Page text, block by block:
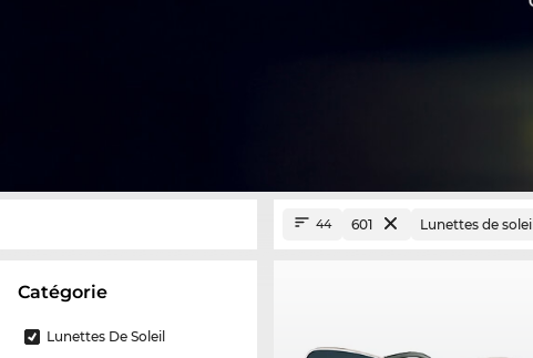
Catégorie
Lunettes De Soleil
44 601 Lunettes de soleil